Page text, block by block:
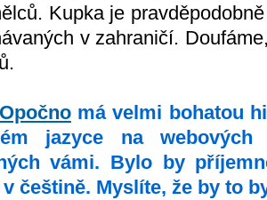
Kupka je
v zahraničí.
má velmi bohatou
jazyce na webových
vámi. Bylo by
češtině. Myslíte, že by to